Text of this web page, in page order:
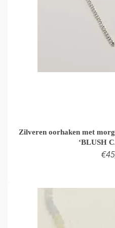
Zilveren oorhaken met
‘BLUSH
€